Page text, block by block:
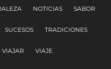
NOTICIAS SABOR
SUCESOS TRADICIONES
VIAJAR VIAJE